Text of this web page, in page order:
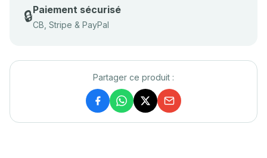
🔒Paiement sécurisé
CB, Stripe & PayPal
Partager ce produit :